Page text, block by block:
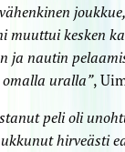
joukkue,
muuttui kesken
ja nautin
uralla”,
peli oli
hirveästi